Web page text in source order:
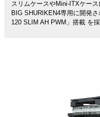
スリムケースやMini-ITXケース
BIG SHURIKEN4専用に開発
120 SLIM AH PWM」搭載 を